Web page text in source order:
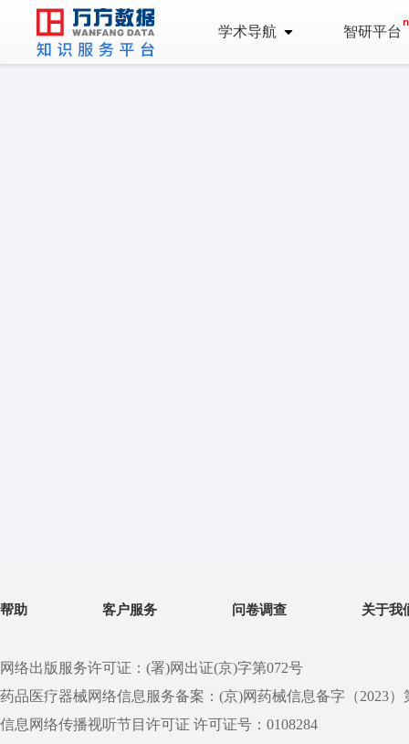
学术导航 智研平台
帮助 客户服务 问卷调查 关于我
网络出版服务许可证：(署)网出证(京)字第072号
药品医疗器械网络信息服务备案：(京)网药械信息备字（2023）
信息网络传播视听节目许可证 许可证号：0108284